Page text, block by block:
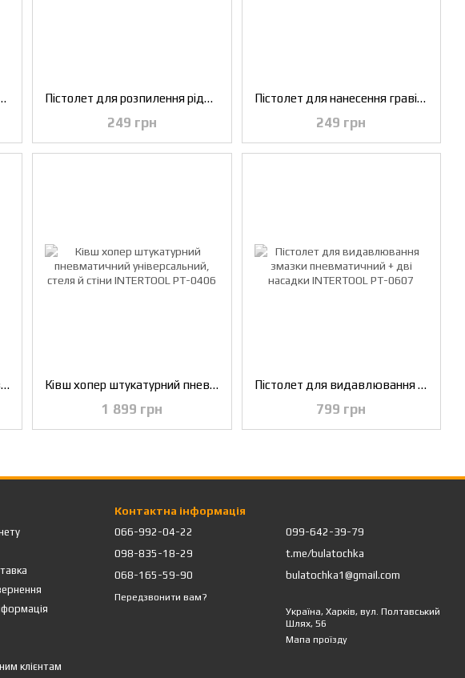
8 мм, В/Б метал, 9000 мл, 3-6 бар INTERTOOL PT-0403 Пістолет для розпилення рідини INTERTOOL PT-0704
249 грн
Пістолет для нанесення гравітексу пневматичний INTERTOOL PT-0701
249 грн
Ківш хопер штукатурний пневматичний для стелі INTERTOOL PT-0405 Ківш хопер штукатурний пневматичний універсальний, стеля й стіни INTERTOOL PT-0406
1 899 грн
Пістолет для видавлювання змазки пневматичний + дві насадки INTERTOOL PT-0607
799 грн
клієнтам
Контактна інформація
066-992-04-22
098-835-18-29
068-165-59-90
Передзвонити вам?
099-642-39-79
t.me/bulatochka
bulatochka1@gmail.com
Україна, Харків, вул. Полтавський
Шлях, 56
Мапа проїзду